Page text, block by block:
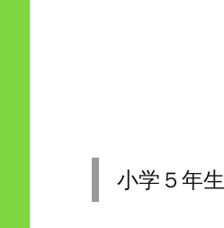
小学５年生